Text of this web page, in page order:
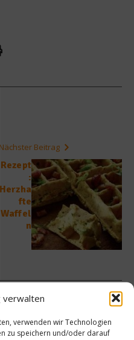
verwalten
verwenden wir Technologien
zu speichern und/oder darauf
Nächster Beitrag
Rezept
:
Herzha
fte
Waffel
n